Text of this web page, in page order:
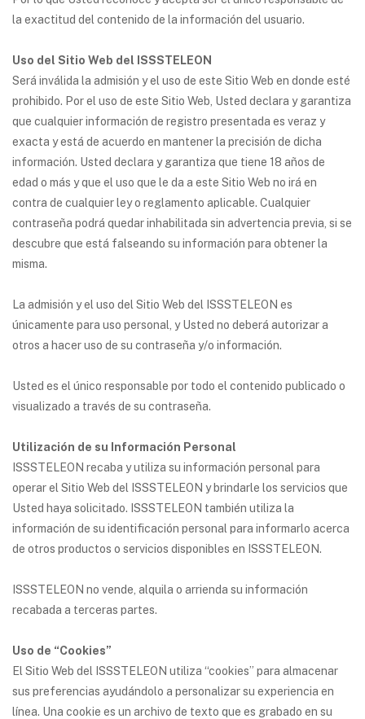
la exactitud del contenido de la información del usuario.
Uso del Sitio Web del ISSSTELEON
Será inválida la admisión y el uso de este Sitio Web en donde esté
prohibido. Por el uso de este Sitio Web, Usted declara y garantiza
que cualquier información de registro presentada es veraz y
exacta y está de acuerdo en mantener la precisión de dicha
información. Usted declara y garantiza que tiene 18 años de
edad o más y que el uso que le da a este Sitio Web no irá en
contra de cualquier ley o reglamento aplicable. Cualquier
contraseña podrá quedar inhabilitada sin advertencia previa, si se
descubre que está falseando su información para obtener la
misma.
La admisión y el uso del Sitio Web del ISSSTELEON es
únicamente para uso personal, y Usted no deberá autorizar a
otros a hacer uso de su contraseña y/o información.
Usted es el único responsable por todo el contenido publicado o
visualizado a través de su contraseña.
Utilización de su Información Personal
ISSSTELEON recaba y utiliza su información personal para
operar el Sitio Web del ISSSTELEON y brindarle los servicios que
Usted haya solicitado. ISSSTELEON también utiliza la
información de su identificación personal para informarlo acerca
de otros productos o servicios disponibles en ISSSTELEON.
ISSSTELEON no vende, alquila o arrienda su información
recabada a terceras partes.
Uso de “Cookies”
El Sitio Web del ISSSTELEON utiliza “cookies” para almacenar
sus preferencias ayudándolo a personalizar su experiencia en
línea. Una cookie es un archivo de texto que es grabado en su